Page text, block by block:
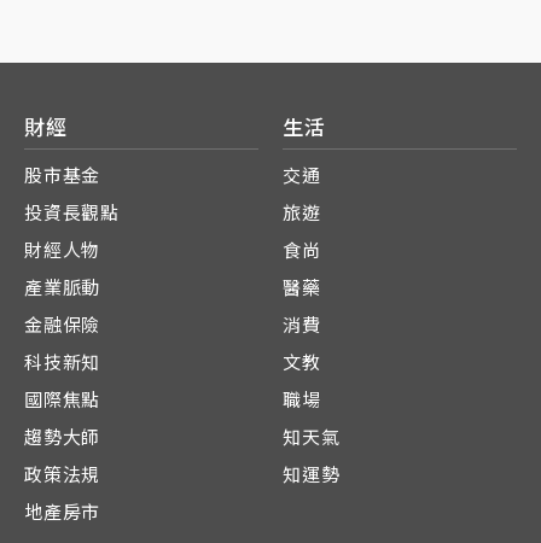
財經
股市基金
投資長觀點
財經人物
產業脈動
金融保險
科技新知
國際焦點
趨勢大師
政策法規
地產房市
生活
交通
旅遊
食尚
醫藥
消費
文教
職場
知天氣
知運勢